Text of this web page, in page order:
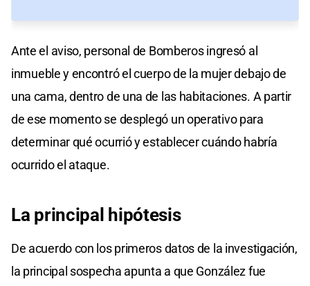
Ante el aviso, personal de Bomberos ingresó al
inmueble y encontró el cuerpo de la mujer debajo de
una cama, dentro de una de las habitaciones. A partir
de ese momento se desplegó un operativo para
determinar qué ocurrió y establecer cuándo habría
ocurrido el ataque.
La principal hipótesis
De acuerdo con los primeros datos de la investigación,
la principal sospecha apunta a que González fue